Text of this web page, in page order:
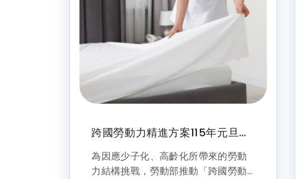
跨國勞動力精進方案115年元旦上
為因應少子化、高齡化所帶來的勞動
力結構挑戰，勞動部推動「跨國勞動